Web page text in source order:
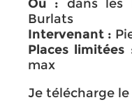
Où : dans les
Burlats
Intervenant :
Places limitées
max
Je télécharge